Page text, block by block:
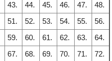
43. 44. 45. 46. 47.
48.
51. 52. 53. 54. 55.
56.
59. 60. 61. 62. 63.
64.
67. 68. 69. 70. 71.
72.